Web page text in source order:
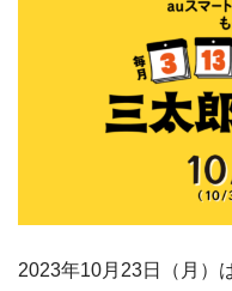
2023年10月23日（月）